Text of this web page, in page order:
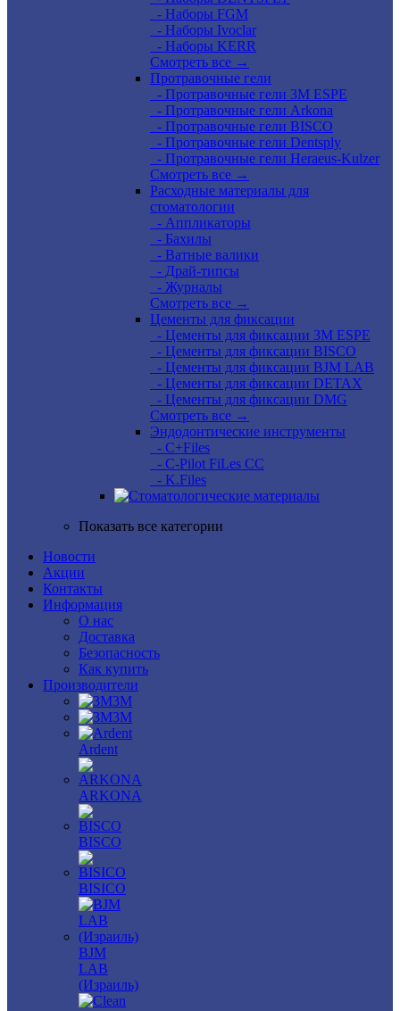
- Наборы FGM
- Наборы Ivoclar
- Наборы KERR
Смотреть все →
Протравочные гели
- Протравочные гели 3М ESPE
- Протравочные гели Arkona
- Протравочные гели BISCO
- Протравочные гели Dentsply
- Протравочные гели Heraeus-Kulzer
Смотреть все →
Расходные материалы для
стоматологии
- Аппликаторы
- Бахилы
- Ватные валики
- Драй-типсы
- Журналы
Смотреть все →
Цементы для фиксации
- Цементы для фиксации 3M ESPE
- Цементы для фиксации BISCO
- Цементы для фиксации BJM LAB
- Цементы для фиксации DETAX
- Цементы для фиксации DMG
Смотреть все →
Эндодонтические инструменты
- C+Files
- C-Pilot FiLes CC
- K.Files
Показать все категории
Новости
Акции
Контакты
Информация
О нас
Доставка
Безопасность
Как купить
Производители
3M
3М
Ardent
ARKONA
BISCO
BISICO
BJM
LAB
(Израиль)